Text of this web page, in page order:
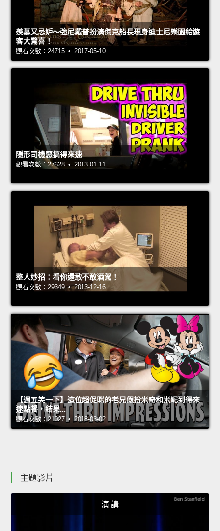
羨慕又忌妒～強尼戴普扮演傑克船長現身迪士尼樂園給遊
客大驚喜！
觀看次數：24715 • 2017-05-10
隱形司機惡搞得來速
觀看次數：27628 • 2013-01-11
整人妙招：看你還敢不敢酒駕！
觀看次數：29349 • 2013-12-16
【週五笑一下】這位超促咪的老兄假扮米奇和米妮到得來
速點餐，結果...
觀看次數：21027 • 2018-03-02
主題影片
演 講